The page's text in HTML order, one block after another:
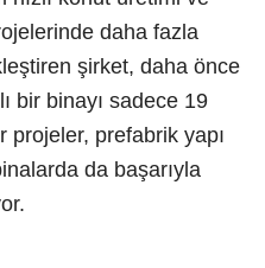
daha fazla
şirket, daha önce
bir binayı sadece 19
projeler, prefabrik yapı
da başarıyla